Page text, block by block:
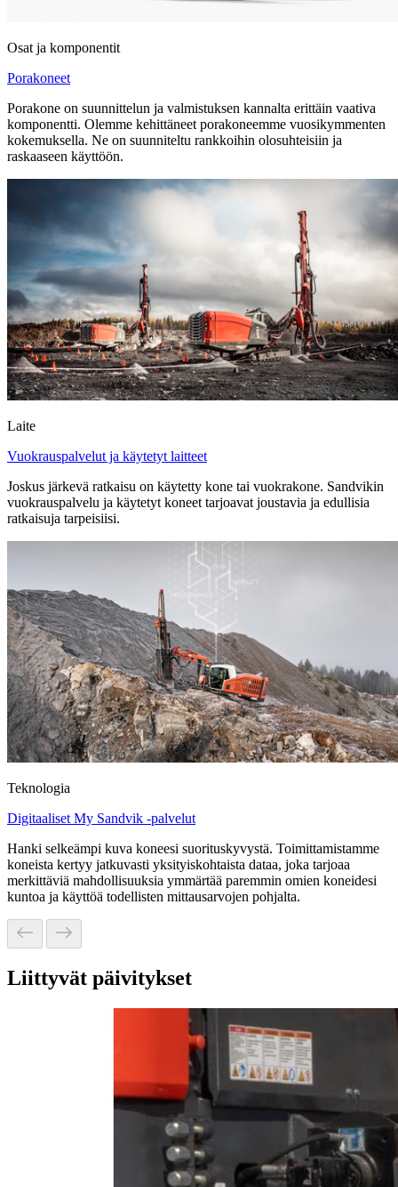
Osat ja komponentit
Porakoneet
Porakone on suunnittelun ja valmistuksen kannalta erittäin vaativa
komponentti. Olemme kehittäneet porakoneemme vuosikymmenten
kokemuksella. Ne on suunniteltu rankkoihin olosuhteisiin ja
raskaaseen käyttöön.
Laite
Vuokrauspalvelut ja käytetyt laitteet
Joskus järkevä ratkaisu on käytetty kone tai vuokrakone. Sandvikin
vuokrauspalvelu ja käytetyt koneet tarjoavat joustavia ja edullisia
ratkaisuja tarpeisiisi.
Teknologia
Digitaaliset My Sandvik -palvelut
Hanki selkeämpi kuva koneesi suorituskyvystä. Toimittamistamme
koneista kertyy jatkuvasti yksityiskohtaista dataa, joka tarjoaa
merkittäviä mahdollisuuksia ymmärtää paremmin omien koneidesi
kuntoa ja käyttöä todellisten mittausarvojen pohjalta.
Liittyvät päivitykset